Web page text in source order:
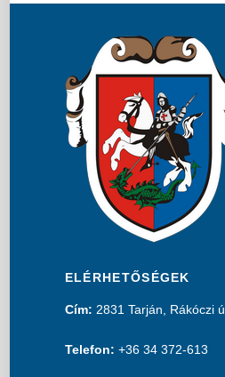
ELÉRHETŐSÉGEK
Cím: 2831 Tarján, Rákóczi
Telefon: +36 34 372-613